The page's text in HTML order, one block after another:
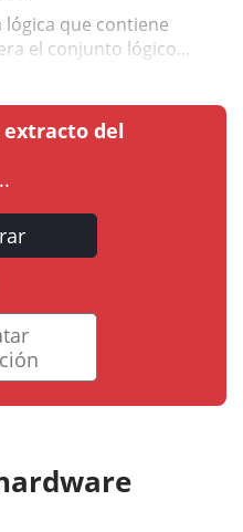
que contiene
el conjunto lógico...
extracto del